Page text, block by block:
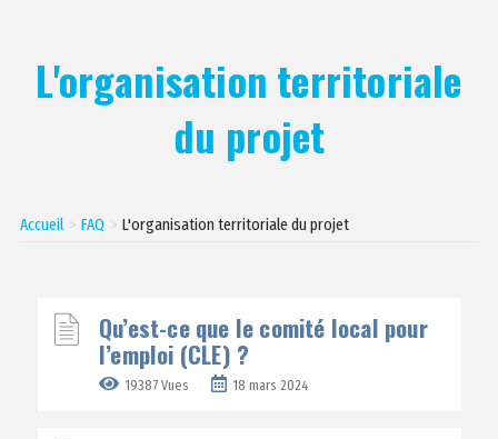
L'organisation territoriale
du projet
Accueil FAQ L'organisation territoriale du projet
Qu’est-ce que le comité local pour
l’emploi (CLE) ?
19387 Vues 18 mars 2024